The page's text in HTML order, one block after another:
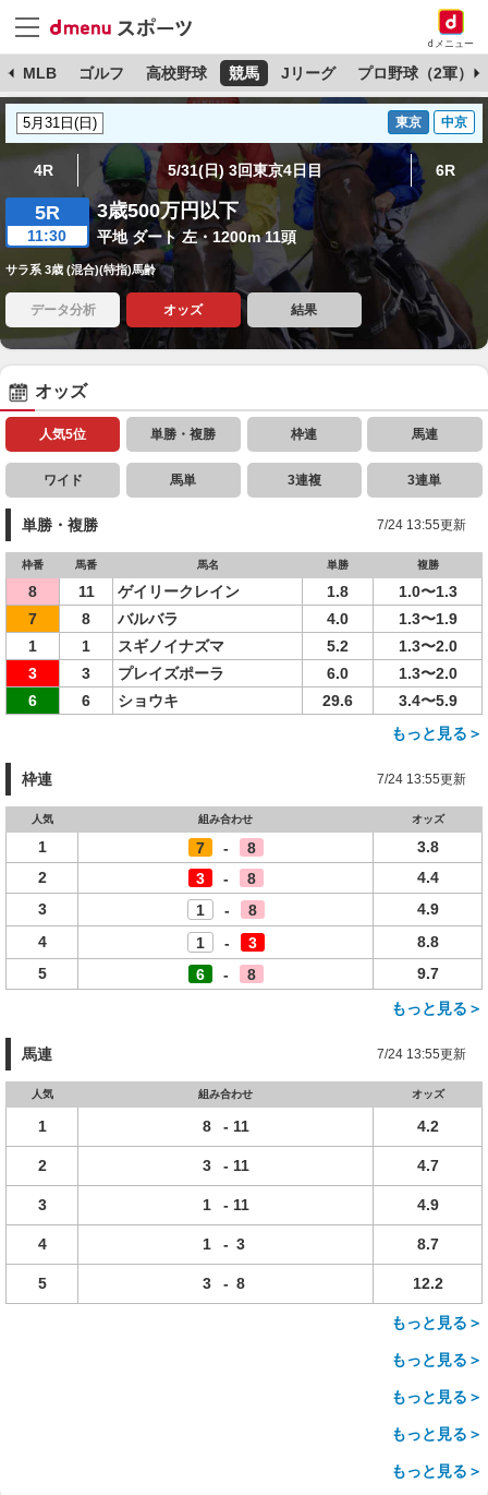
dメニュー
MLB ゴルフ 高校野球 競馬 Jリーグ プロ野球（2軍）
東京 中京
4R 5/31(日) 3回東京4日目 6R
5R
11:30
3歳500万円以下
平地 ダート 左・1200m 11頭
サラ系 3歳 (混合)(特指)馬齢
データ分析 オッズ 結果
オッズ
人気5位 単勝・複勝 枠連 馬連
ワイド 馬単 3連複 3連単
単勝・複勝 7/24 13:55更新
枠番 馬番 馬名 単勝 複勝
8 11 ゲイリークレイン 1.8
1.0〜1.3
7
8 バルバラ 4.0
1.3〜1.9
1
1 スギノイナズマ 5.2
1.3〜2.0
3
3 プレイズポーラ 6.0
1.3〜2.0
6
6 ショウキ 29.6
3.4〜5.9
もっと見る＞
枠連 7/24 13:55更新
人気 組み合わせ オッズ
1 7 - 8
3.8
2
3 - 8
4.4
3
1 - 8
4.9
4
1 - 3
8.8
5
6 - 8
9.7
もっと見る＞
馬連 7/24 13:55更新
人気 組み合わせ オッズ
1 8 - 11 4.2
2 3 - 11 4.7
3 1 - 11 4.9
4 1 - 3 8.7
5 3 - 8 12.2
もっと見る＞
もっと見る＞
もっと見る＞
もっと見る＞
もっと見る＞